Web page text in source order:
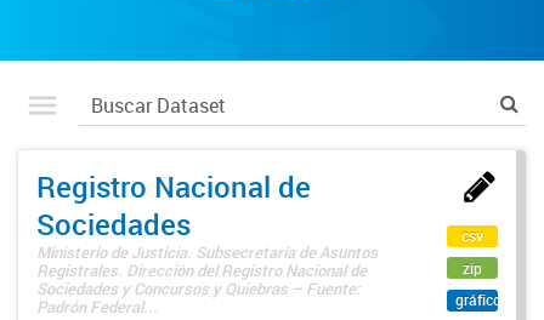
Registro Nacional de
Sociedades
Ministerio de Justicia. Subsecretaría de Asuntos
Registrales. Dirección del Registro Nacional de
Sociedades y Concursos y Quiebras – Fuente:
Padrón Federal...
csv
zip
gráfico